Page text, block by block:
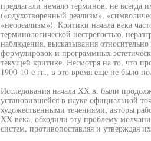
предлагали немало терминов, не всегда
(«одухотворенный реализм»,
«неореализм»). Критики начала века
терминологической нестрогостью,
наблюдения, высказывания
формулировок и программных
текущей критике. Несмотря на то, что
1900-10-е гг., в это время еще не было
Исследования начала XX в. были
установившейся в науке официальной
художественными течениями, авторы
XX века, обходили эту проблему
систем, противопоставляя и утверждая